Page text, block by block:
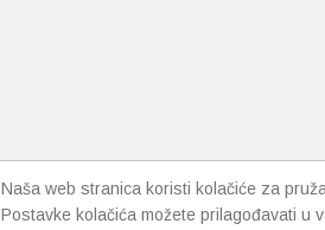
Naša web stranica koristi kolačiće za
Postavke kolačića možete prilagođavati u